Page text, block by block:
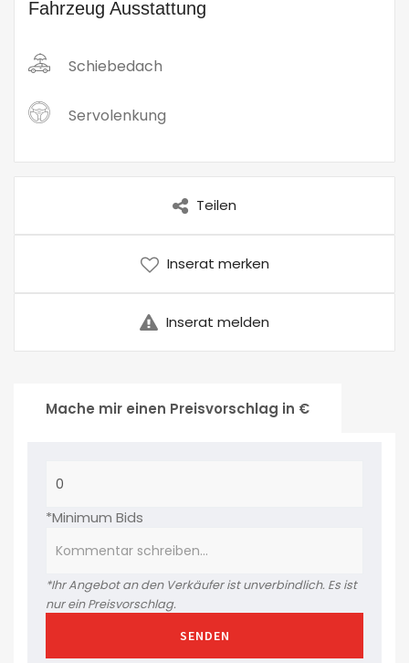
Fahrzeug Ausstattung
Schiebedach
Servolenkung
Teilen
Inserat merken
Inserat melden
Mache mir einen Preisvorschlag in €
*Minimum Bids
*Ihr Angebot an den Verkäufer ist unverbindlich. Es ist
nur ein Preisvorschlag.
SENDEN